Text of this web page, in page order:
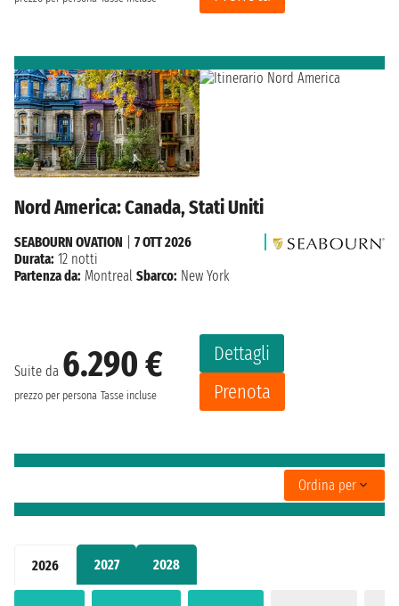
2026 2027 2028
Nord America: Canada, Stati Uniti
Suite da 6.290 €
prezzo per persona Tasse incluse
Dettagli
Prenota
SEABOURN OVATION
7 OTT 2026
Durata: 12 notti
Partenza da: Montreal Sbarco: New York
Ordina per